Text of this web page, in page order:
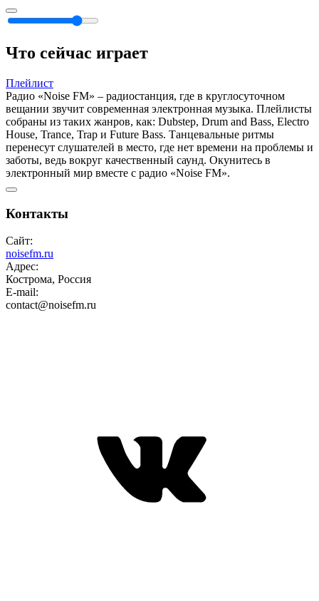
Что сейчас играет
Плейлист
Радио «Noise FM» – радиостанция, где в круглосуточном
вещании звучит современная электронная музыка. Плейлисты
собраны из таких жанров, как: Dubstep, Drum and Bass, Electro
House, Trance, Trap и Future Bass. Танцевальные ритмы
перенесут слушателей в место, где нет времени на проблемы и
заботы, ведь вокруг качественный саунд. Окунитесь в
электронный мир вместе с радио «Noise FM».
Контакты
Сайт:
noisefm.ru
Адрес:
Кострома, Россия
E-mail:
contact@noisefm.ru